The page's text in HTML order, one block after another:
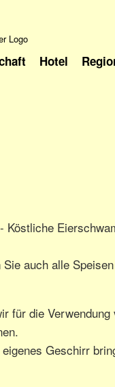
Hotel
Köstliche
auch alle
für die
Geschirr